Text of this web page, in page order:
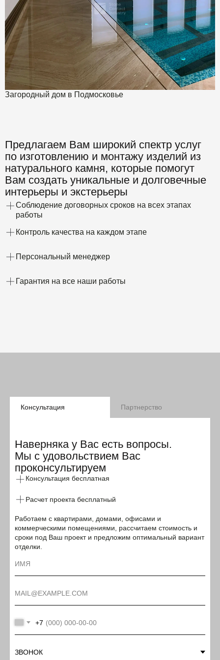
Загородный дом в Подмосковье
Предлагаем Вам широкий спектр услуг
по изготовлению и монтажу изделий из
натурального камня, которые помогут
Вам создать уникальные и долговечные
интерьеры и экстерьеры
Соблюдение договорных сроков на всех этапах
работы
Контроль качества на каждом этапе
Персональный менеджер
Гарантия на все наши работы
Консультация Партнерство
Наверняка у Вас есть вопросы.
Мы с удовольствием Вас
проконсультируем
Консультация бесплатная
Расчет проекта бесплатный
Работаем с квартирами, домами, офисами и
коммерческими помещениями, рассчитаем стоимость и
сроки под Ваш проект и предложим оптимальный вариант
отделки.
+7